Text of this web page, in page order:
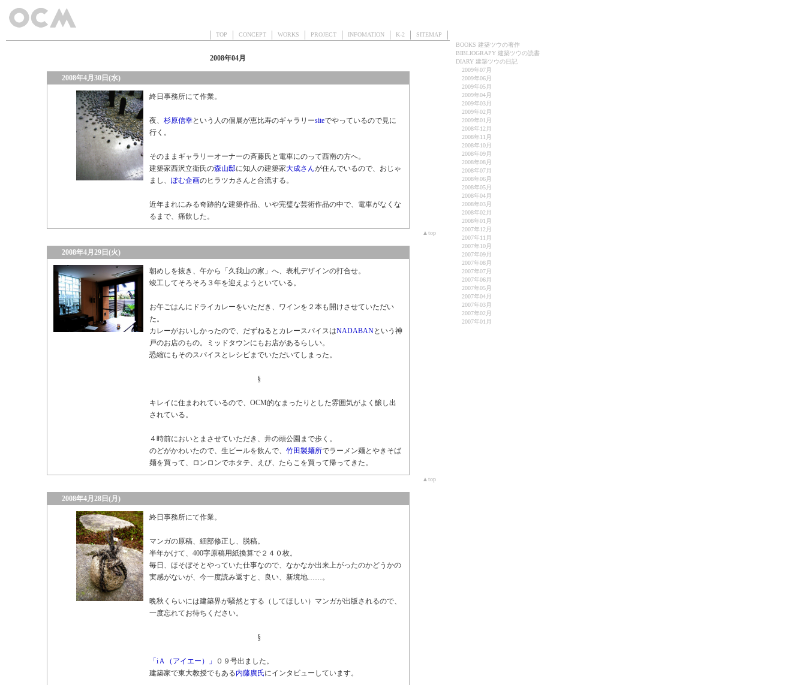
TOP CONCEPT WORKS PROJECT INFOMATION K-2 SITEMAP
2008年04月
2008年4月30日(水)
終日事務所にて作業。
夜、 杉原信幸という人の個展が恵比寿のギャラリーsiteでやっているので見に
行く。
そのままギャラリーオーナーの斉藤氏と電車にのって西南の方へ。
建築家西沢立衛氏の森山邸に知人の建築家大成さんが住んでいるので、おじゃ
まし、 ぽむ企画のヒラツカさんと合流する。
近年まれにみる奇跡的な建築作品、いや完璧な芸術作品の中で、電車がなくな
るまで、痛飲した。
▲top
2008年4月29日(火)
朝めしを抜き、午から「久我山の家」へ、表札デザインの打合せ。
竣工してそろそろ３年を迎えようといている。
お午ごはんにドライカレーをいただき、ワインを２本も開けさせていただい
た。
カレーがおいしかったので、だずねるとカレースパイスはNADABANという神
戸のお店のもの。ミッドタウンにもお店があるらしい。
恐縮にもそのスパイスとレシピまでいただいてしまった。
§
キレイに住まわれているので、OCM的なまったりとした雰囲気がよく醸し出
されている。
４時前においとまさせていただき、井の頭公園まで歩く。
のどがかわいたので、生ビールを飲んで、 竹田製麺所でラーメン麺とやきそば
麺を買って、ロンロンでホタテ、えび、たらこを買って帰ってきた。
▲top
2008年4月28日(月)
終日事務所にて作業。
マンガの原稿、細部修正し、脱稿。
半年かけて、400字原稿用紙換算で２４０枚。
毎日、ほそぼそとやっていた仕事なので、なかなか出来上がったのかどうかの
実感がないが、今一度読み返すと、良い、新境地……。
晩秋くらいには建築界が騒然とする（してほしい）マンガが出版されるので、
一度忘れてお待ちください。
§
「iＡ（アイエー）」
０９号出ました。
建築家で東大教授でもある内藤廣氏にインタビューしています。
BOOKS 建築ツウの著作
BIBLIOGRAPY 建築ツウの読書
DIARY 建築ツウの日記
2009年07月
2009年06月
2009年05月
2009年04月
2009年03月
2009年02月
2009年01月
2008年12月
2008年11月
2008年10月
2008年09月
2008年08月
2008年07月
2008年06月
2008年05月
2008年04月
2008年03月
2008年02月
2008年01月
2007年12月
2007年11月
2007年10月
2007年09月
2007年08月
2007年07月
2007年06月
2007年05月
2007年04月
2007年03月
2007年02月
2007年01月